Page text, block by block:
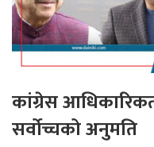
कांग्रेस
सर्वोच्चको अनुमति